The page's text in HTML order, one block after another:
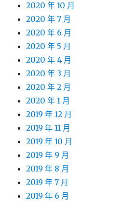
2020 年 10 月
2020 年 7 月
2020 年 6 月
2020 年 5 月
2020 年 4 月
2020 年 3 月
2020 年 2 月
2020 年 1 月
2019 年 12 月
2019 年 11 月
2019 年 10 月
2019 年 9 月
2019 年 8 月
2019 年 7 月
2019 年 6 月